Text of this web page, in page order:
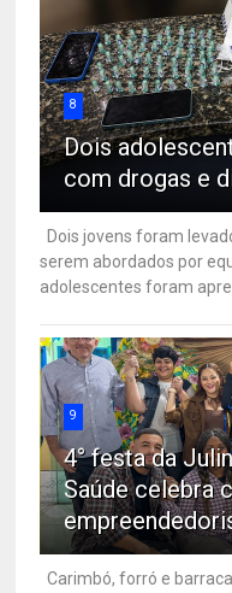
8
Dois
com drogas e
Dois jovens foram
serem abordados por
adolescentes foram
9
4° festa da
Saúde celebra
Carimbó, forró e